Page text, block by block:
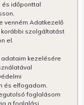
időponttal
venném Adatkezelő
korábbi szolgáltatást
el.
kezelésére
és elfogadom.
foglalásom
a foglalási